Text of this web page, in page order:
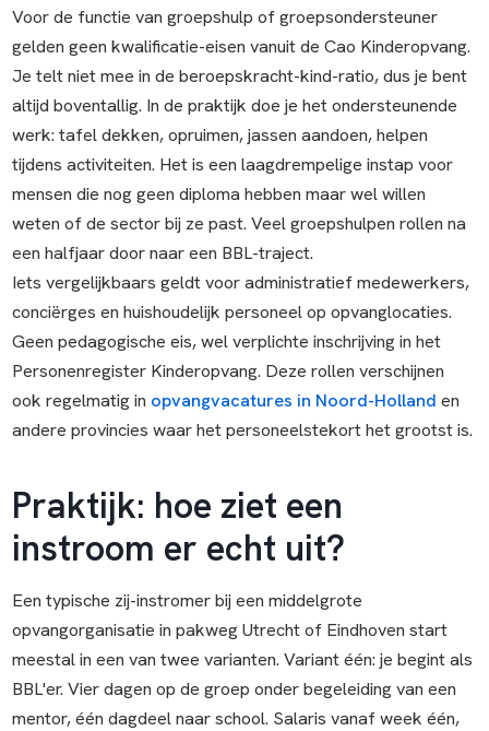
Voor de functie van groepshulp of groepsondersteuner
gelden geen kwalificatie-eisen vanuit de Cao Kinderopvang.
Je telt niet mee in de beroepskracht-kind-ratio, dus je bent
altijd boventallig. In de praktijk doe je het ondersteunende
werk: tafel dekken, opruimen, jassen aandoen, helpen
tijdens activiteiten. Het is een laagdrempelige instap voor
mensen die nog geen diploma hebben maar wel willen
weten of de sector bij ze past. Veel groepshulpen rollen na
een halfjaar door naar een BBL-traject.
Iets vergelijkbaars geldt voor administratief medewerkers,
conciërges en huishoudelijk personeel op opvanglocaties.
Geen pedagogische eis, wel verplichte inschrijving in het
Personenregister Kinderopvang. Deze rollen verschijnen
ook regelmatig in opvangvacatures in Noord-Holland en
andere provincies waar het personeelstekort het grootst is.
Praktijk: hoe ziet een
instroom er echt uit?
Een typische zij-instromer bij een middelgrote
opvangorganisatie in pakweg Utrecht of Eindhoven start
meestal in een van twee varianten. Variant één: je begint als
BBL'er. Vier dagen op de groep onder begeleiding van een
mentor, één dagdeel naar school. Salaris vanaf week één,